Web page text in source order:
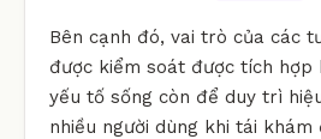
Bên cạnh đó, vai trò của các
được kiểm soát được tích hợp
yếu tố sống còn để duy trì
nhiều người dùng khi tái